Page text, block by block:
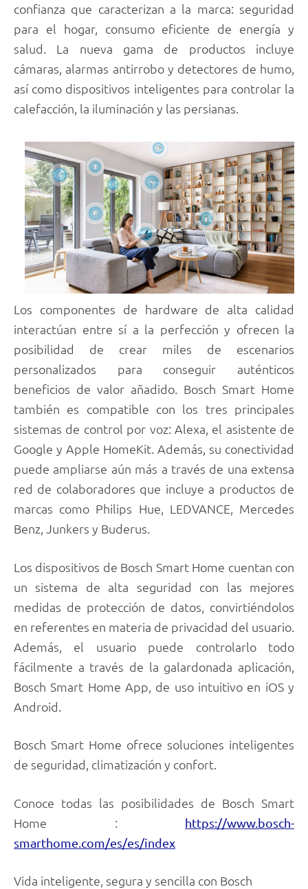
confianza que caracterizan a la marca: seguridad
para el hogar, consumo eficiente de energía y
salud. La nueva gama de productos incluye
cámaras, alarmas antirrobo y detectores de humo,
así como dispositivos inteligentes para controlar la
calefacción, la iluminación y las persianas.
Los componentes de hardware de alta calidad
interactúan entre sí a la perfección y ofrecen la
posibilidad de crear miles de escenarios
personalizados para conseguir auténticos
beneficios de valor añadido. Bosch Smart Home
también es compatible con los tres principales
sistemas de control por voz: Alexa, el asistente de
Google y Apple HomeKit. Además, su conectividad
puede ampliarse aún más a través de una extensa
red de colaboradores que incluye a productos de
marcas como Philips Hue, LEDVANCE, Mercedes
Benz, Junkers y Buderus.
Los dispositivos de Bosch Smart Home cuentan con
un sistema de alta seguridad con las mejores
medidas de protección de datos, convirtiéndolos
en referentes en materia de privacidad del usuario.
Además, el usuario puede controlarlo todo
fácilmente a través de la galardonada aplicación,
Bosch Smart Home App, de uso intuitivo en iOS y
Android.
Bosch Smart Home ofrece soluciones inteligentes
de seguridad, climatización y confort.
Conoce todas las posibilidades de Bosch Smart
Home : https://www.bosch-
smarthome.com/es/es/index
Vida inteligente, segura y sencilla con Bosch